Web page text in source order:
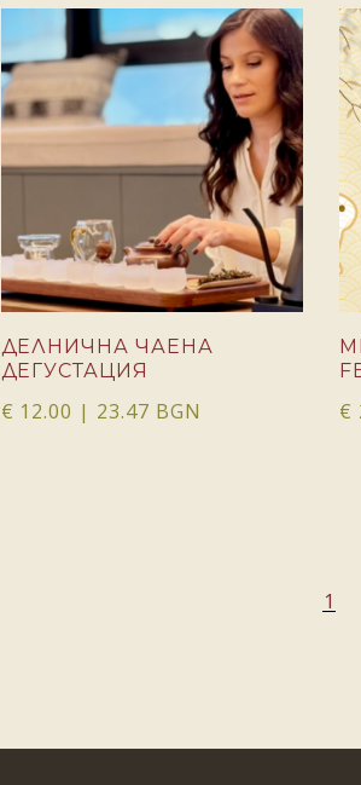
КУПИ
ДЕЛНИЧНА ЧАЕНА
ДЕГУСТАЦИЯ
€ 12.00 | 23.47 BGN €
1